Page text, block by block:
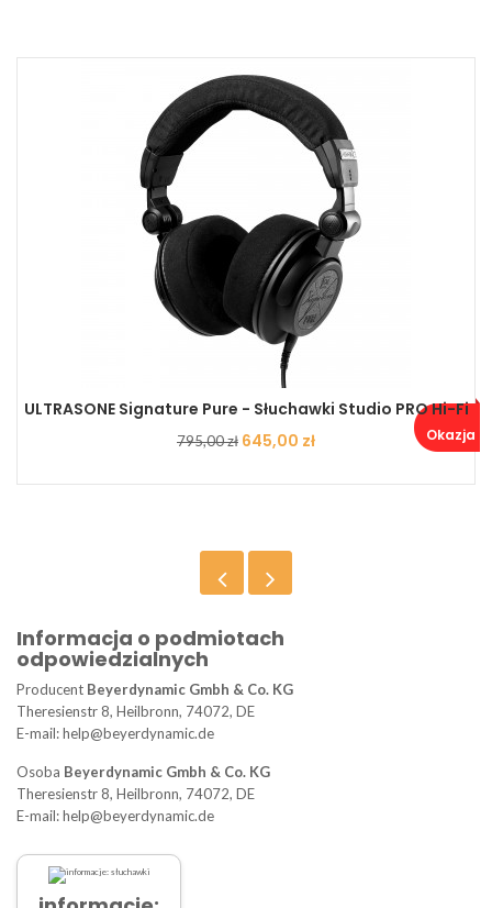
ULTRASONE Signature Pure - Słuchawki Studio PRO Hi-Fi
Cena
795,00 zł Cena
645,00 zł Okazja ..
Informacja o podmiotach
odpowiedzialnych
Producent Beyerdynamic Gmbh & Co. KG
Theresienstr 8, Heilbronn, 74072, DE
E-mail: help@beyerdynamic.de
Osoba Beyerdynamic Gmbh & Co. KG
Theresienstr 8, Heilbronn, 74072, DE
E-mail: help@beyerdynamic.de